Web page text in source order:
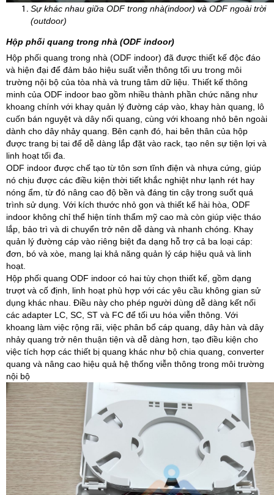
Sự khác nhau giữa ODF trong nhà(indoor) và ODF ngoài trời
(outdoor)
Hộp phối quang trong nhà (ODF indoor)
Hộp phối quang trong nhà (ODF indoor) đã được thiết kế độc đáo
và hiện đại để đảm bảo hiệu suất viễn thông tối ưu trong môi
trường nội bộ của tòa nhà và trung tâm dữ liệu. Thiết kế thông
minh của ODF indoor bao gồm nhiều thành phần chức năng như
khoang chính với khay quản lý đường cáp vào, khay hàn quang, lô
cuốn bán nguyệt và dây nối quang, cùng với khoang nhỏ bên ngoài
dành cho dây nhảy quang. Bên cạnh đó, hai bên thân của hộp
được trang bị tai để dễ dàng lắp đặt vào rack, tạo nên sự tiện lợi và
linh hoạt tối đa.
ODF indoor được chế tạo từ tôn sơn tĩnh điện và nhựa cứng, giúp
nó chịu được các điều kiện thời tiết khắc nghiệt như lạnh rét hay
nóng ẩm, từ đó nâng cao độ bền và đáng tin cậy trong suốt quá
trình sử dụng. Với kích thước nhỏ gọn và thiết kế hài hòa, ODF
indoor không chỉ thể hiện tính thẩm mỹ cao mà còn giúp việc tháo
lắp, bảo trì và di chuyển trở nên dễ dàng và nhanh chóng. Khay
quản lý đường cáp vào riêng biệt đa dạng hỗ trợ cả ba loại cáp:
đơn, bó và xòe, mang lại khả năng quản lý cáp hiệu quả và linh
hoạt.
Hộp phối quang ODF indoor có hai tùy chọn thiết kế, gồm dạng
trượt và cố định, linh hoạt phù hợp với các yêu cầu không gian sử
dụng khác nhau. Điều này cho phép người dùng dễ dàng kết nối
các adapter LC, SC, ST và FC để tối ưu hóa viễn thông. Với
khoang làm việc rộng rãi, việc phân bổ cáp quang, dây hàn và dây
nhảy quang trở nên thuận tiện và dễ dàng hơn, tạo điều kiện cho
việc tích hợp các thiết bị quang khác như bộ chia quang, converter
quang và nâng cao hiệu quả hệ thống viễn thông trong môi trường
nội bộ